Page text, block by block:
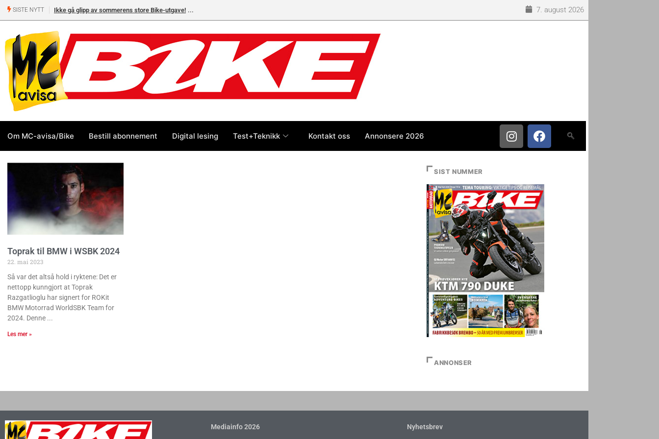
SISTE NYTT Ikke gå glipp av sommerens store Bike-utgave! 7. august 2026
Om MC-avisa/Bike Bestill abonnement Digital lesing Test+Teknikk Kontakt oss Annonsere 2026
Toprak til BMW i WSBK 2024
22. mai 2023
Så var det altså hold i ryktene: Det er
nettopp kunngjort at Toprak
Razgatlioglu har signert for ROKit
BMW Motorrad WorldSBK Team for
2024. Denne
Les mer »
SIST NUMMER
ANNONSER
Mediainfo 2026 Nyhetsbrev